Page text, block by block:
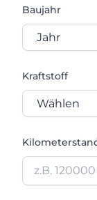
Baujahr
Kraftstoff